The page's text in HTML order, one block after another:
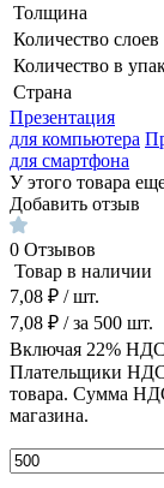
Толщина
Количество слоев
Количество в
Страна
Презентация
для компьютера
для смартфона
У этого товара
Добавить отзыв
0 Отзывов
Товар в наличии
7,08 ₽ / шт.
7,08 ₽ / за 500 шт.
Включая 22% НДС
Плательщики НДС
товара. Сумма
магазина.